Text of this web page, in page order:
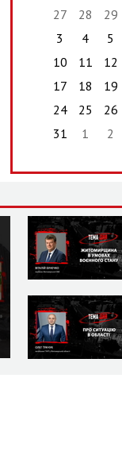
27
28 29
3
4 5
10
11 12
17
18 19
24
25 26
31
1 2